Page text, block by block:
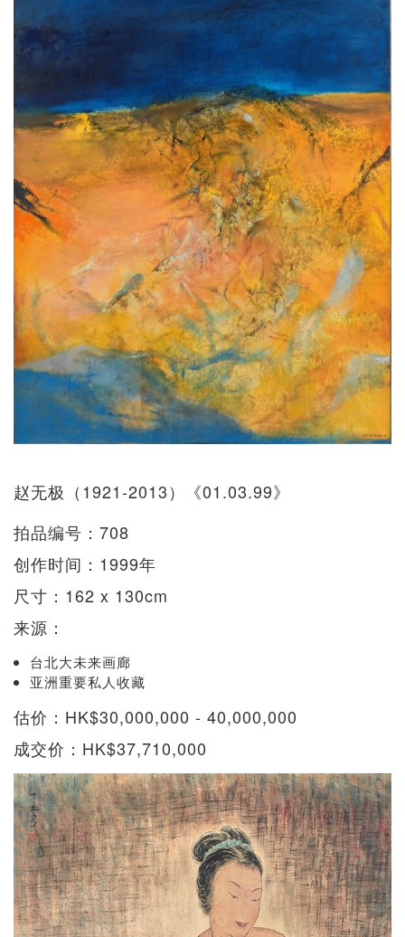
赵无极（1921-2013）《01.03.99》
拍品编号：708
创作时间：1999年
尺寸：162 x 130cm
来源：
台北大未来画廊
亚洲重要私人收藏
估价：HK$30,000,000 - 40,000,000
成交价：HK$37,710,000